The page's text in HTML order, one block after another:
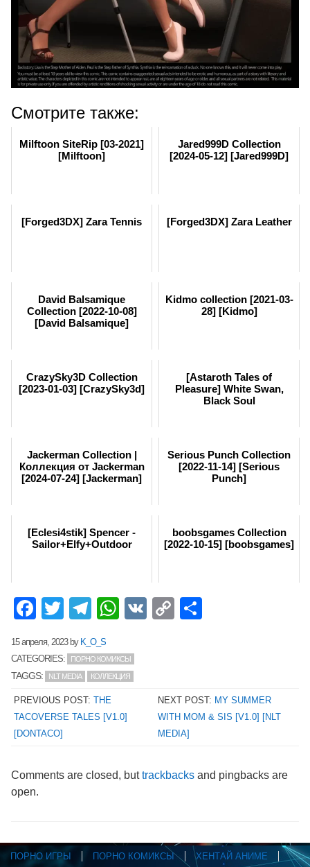
Смотрите также:
Milftoon SiteRip [03-2021]
[Milftoon]
Jared999D Collection
[2024-05-12] [Jared999D]
[Forged3DX] Zara Tennis [Forged3DX] Zara Leather
David Balsamique
Collection [2022-10-08]
[David Balsamique]
Kidmo collection [2021-03-
28] [Kidmo]
CrazySky3D Collection
[2023-01-03] [CrazySky3d]
[Astaroth Tales of
Pleasure] White Swan,
Black Soul
Jackerman Collection |
Коллекция от Jackerman
[2024-07-24] [Jackerman]
Serious Punch Collection
[2022-11-14] [Serious
Punch]
[Eclesi4stik] Spencer -
Sailor+Elfy+Outdoor
boobsgames Collection
[2022-10-15] [boobsgames]
Facebook
TwitterTelegram
WhatsApp
VK Copy
15 апреля, 2023by K_O_S
CATEGORIES:
ПОРНО КОМИКСЫ
TAGGS: NLT MEDIA КОЛЛЕКЦИЯ
PREVIOUS POST:THE
TACOVERSE TALES [V1.0]
[DONTACO]
NEXT POST: MY SUMMER
WITH MOM & SIS [V1.0] [NLT
MEDIA]
Comments are closed, buttrackbacks and pingbacks are
open.
ПОРНО ИГРЫ ПОРНО КОМИКСЫ
ХЕНТАЙ АНИМЕ